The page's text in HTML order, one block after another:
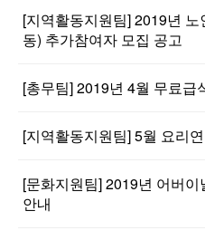
[지역활동지원팀] 2019년
동) 추가참여자 모집 공고
[총무팀] 2019년 4월 무료급
[지역활동지원팀] 5월 요리
[문화지원팀] 2019년 어버
안내